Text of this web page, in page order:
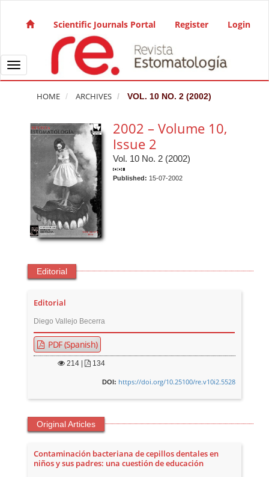
Main Navigation
Main Content
Sidebar
Scientific Journals Portal Register Login
Toggle navigation
HOME ARCHIVES VOL. 10 NO. 2 (2002)
2002 – Volume 10,
Issue 2
Vol. 10 No. 2 (2002)
Published: 15-07-2002
Editorial
Editorial
Diego Vallejo Becerra
PDF (Spanish)
214 134
DOI: https://doi.org/10.25100/re.v10i2.5528
Original Articles
Contaminación bacteriana de cepillos dentales en
niños y sus padres: una cuestión de educación